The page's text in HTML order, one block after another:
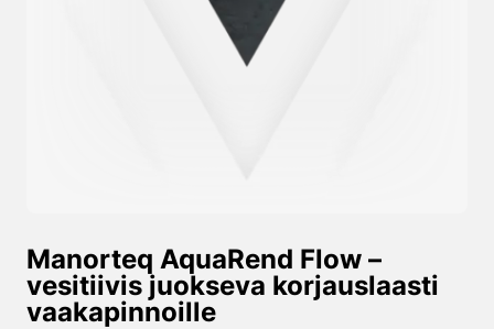
Manorteq AquaRend Flow –
vesitiivis juokseva korjauslaasti
vaakapinnoille